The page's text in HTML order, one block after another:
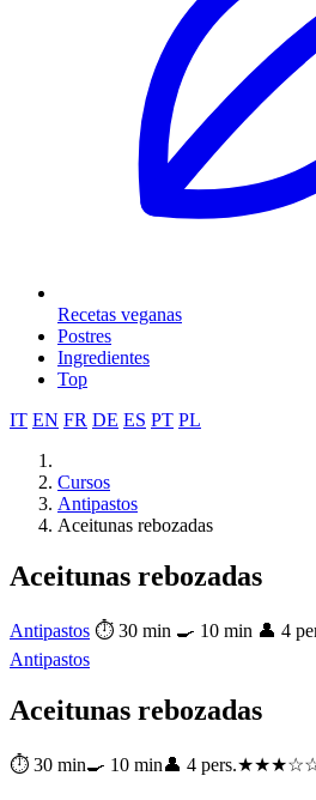
Recetas veganas
Postres
Ingredientes
Top
IT EN FR DE ES PT PL
Cursos
Antipastos
Aceitunas rebozadas
Aceitunas rebozadas
Antipastos ⏱ 30 min 🍳 10 min 👤 4
Antipastos
Aceitunas rebozadas
⏱ 30 min🍳 10 min👤 4 pers.